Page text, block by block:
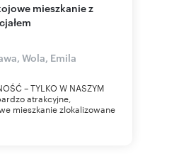
Wola, Emila
– TYLKO W NASZYM
atrakcyjne,
mieszkanie zlokalizowane